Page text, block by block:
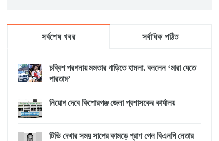
সর্বশেষ খবর সর্বাধিক পঠিত
চব্বিশ পরগনায় মমতার গাড়িতে হামলা, বললেন ‘মারা যেতে
পারতাম’
নিয়োগ দেবে কিশোরগঞ্জ জেলা প্রশাসকের কার্যালয়
টিভি দেখার সময় সাপের কামড়ে প্রাণ গেল বিএনপি নেতার